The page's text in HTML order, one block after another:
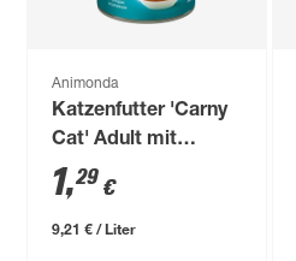
Animonda
Katzenfutter 'Carny
Cat' Adult mit
Thunfisch Drink 140
ml
1,29 €
9,21 € / Liter